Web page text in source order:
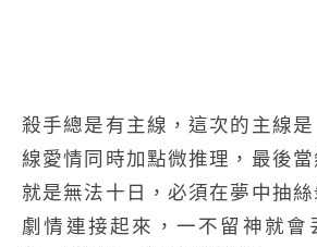
殺手總是有主線，這次的主線
線愛情同時加點微推理，最後
就是無法十日，必須在夢中抽絲
劇情連接起來，一不留神就會